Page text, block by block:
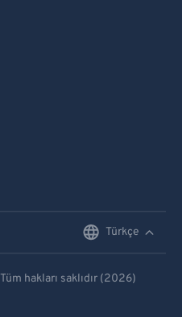
Türkçe
Tüm hakları saklıdır (2026)